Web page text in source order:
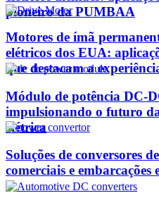
pioneiro da PUMBAA
Motores de ímã
elétricos dos EUA:
que destacam a
Módulo de potência DC-
impulsionando o futuro
elétrica
Soluções de conversores
comerciais e embarcações